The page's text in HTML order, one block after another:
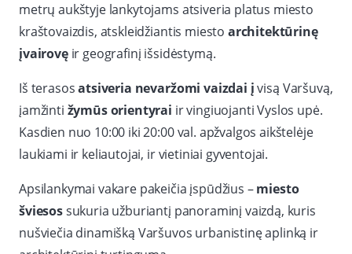
metrų aukštyje lankytojams atsiveria platus miesto
kraštovaizdis, atskleidžiantis miesto architektūrinę
įvairovęir geografinį išsidėstymą.
Iš terasosatsiveria nevaržomi vaizdai įvisą Varšuvą,
įamžinti žymūs orientyrai ir vingiuojanti Vyslos upė.
Kasdien nuo 10:00 iki 20:00 val. apžvalgos aikštelėje
laukiami ir keliautojai, ir vietiniai gyventojai.
Apsilankymai vakare pakeičia įspūdžius –miesto
šviesossukuria užburiantį panoraminį vaizdą, kuris
nušviečia dinamišką Varšuvos urbanistinę aplinką ir